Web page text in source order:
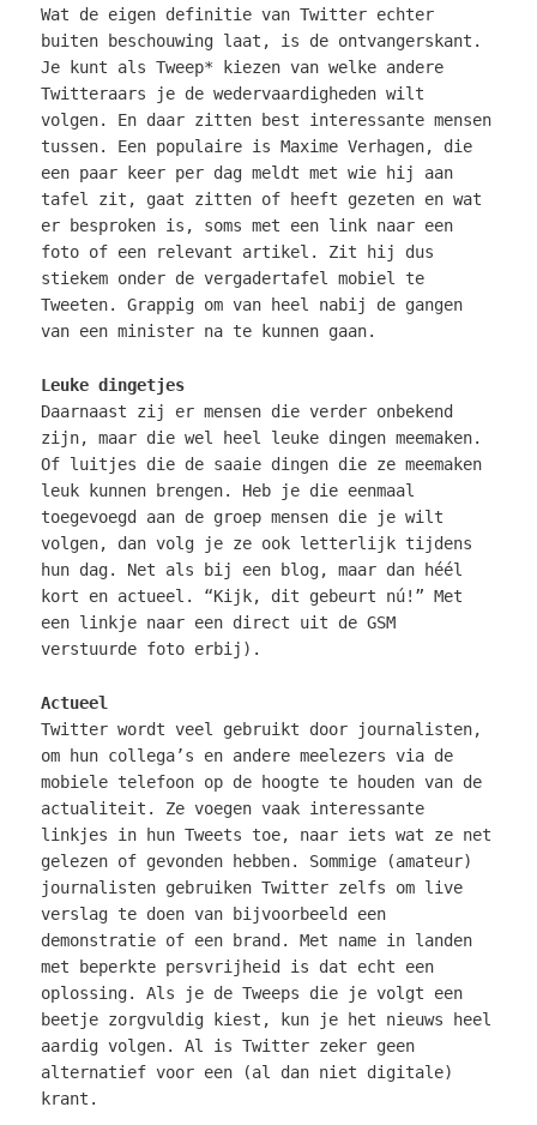
Wat de eigen definitie van Twitter echter
buiten beschouwing laat, is de ontvangerskant.
Je kunt als Tweep* kiezen van welke andere
Twitteraars je de wedervaardigheden wilt
volgen. En daar zitten best interessante mensen
tussen. Een populaire is Maxime Verhagen, die
een paar keer per dag meldt met wie hij aan
tafel zit, gaat zitten of heeft gezeten en wat
er besproken is, soms met een link naar een
foto of een relevant artikel. Zit hij dus
stiekem onder de vergadertafel mobiel te
Tweeten. Grappig om van heel nabij de gangen
van een minister na te kunnen gaan.
Leuke dingetjes
Daarnaast zij er mensen die verder onbekend
zijn, maar die wel heel leuke dingen meemaken.
Of luitjes die de saaie dingen die ze meemaken
leuk kunnen brengen. Heb je die eenmaal
toegevoegd aan de groep mensen die je wilt
volgen, dan volg je ze ook letterlijk tijdens
hun dag. Net als bij een blog, maar dan héél
kort en actueel. “Kijk, dit gebeurt nú!” Met
een linkje naar een direct uit de GSM
verstuurde foto erbij).
Actueel
Twitter wordt veel gebruikt door journalisten,
om hun collega’s en andere meelezers via de
mobiele telefoon op de hoogte te houden van de
actualiteit. Ze voegen vaak interessante
linkjes in hun Tweets toe, naar iets wat ze net
gelezen of gevonden hebben. Sommige (amateur)
journalisten gebruiken Twitter zelfs om live
verslag te doen van bijvoorbeeld een
demonstratie of een brand. Met name in landen
met beperkte persvrijheid is dat echt een
oplossing. Als je de Tweeps die je volgt een
beetje zorgvuldig kiest, kun je het nieuws heel
aardig volgen. Al is Twitter zeker geen
alternatief voor een (al dan niet digitale)
krant.